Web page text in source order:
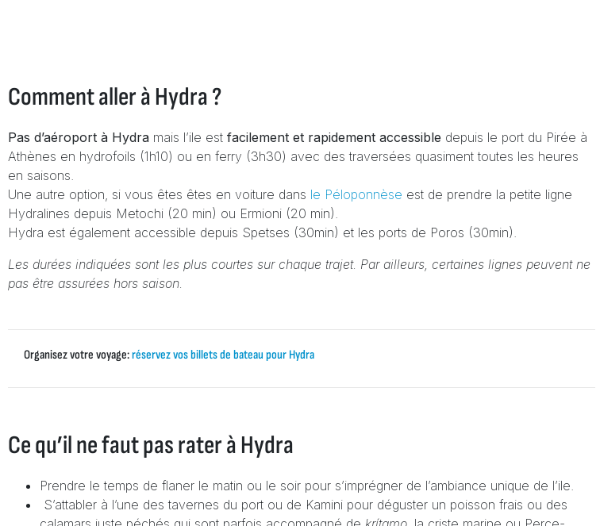
Comment aller à Hydra ?
Pas d’aéroport à Hydra mais l’ile est facilement et rapidement accessible depuis le port du Pirée à
Athènes en hydrofoils (1h10) ou en ferry (3h30) avec des traversées quasiment toutes les heures
en saisons.
Une autre option, si vous êtes êtes en voiture dans le Péloponnèse est de prendre la petite ligne
Hydralines depuis Metochi (20 min) ou Ermioni (20 min).
Hydra est également accessible depuis Spetses (30min) et les ports de Poros (30min).
Les durées indiquées sont les plus courtes sur chaque trajet. Par ailleurs, certaines lignes peuvent ne
pas être assurées hors saison.
Organisez votre voyage:réservez vos billets de bateau pour Hydra
Ce qu’il ne faut pas rater à Hydra
Prendre le temps de flaner le matin ou le soir pour s’imprégner de l’ambiance unique de l’ile.
S’attabler à l’une des tavernes du port ou de Kamini pour déguster un poisson frais ou des